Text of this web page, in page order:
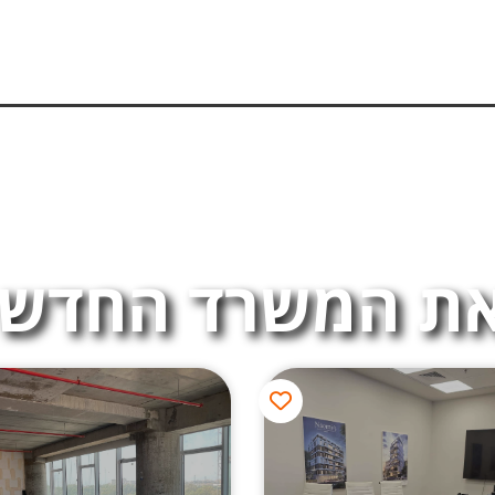
המשרד